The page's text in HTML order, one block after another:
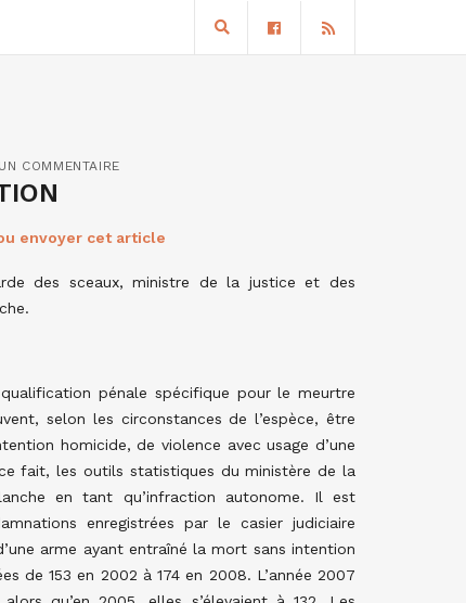
COMMENTAIRE
envoyer cet article
des sceaux, ministre de la justice et des
pénale spécifique pour le meurtre
selon les circonstances de l’espèce, être
homicide, de violence avec usage d’une
fait, les outils statistiques du ministère de la
en tant qu’infraction autonome. Il est
enregistrées par le casier judiciaire
arme ayant entraîné la mort sans intention
de 153 en 2002 à 174 en 2008. L’année 2007